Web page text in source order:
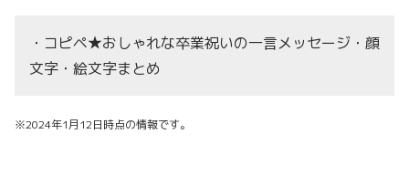
・コピペ★おしゃれな卒業祝いの一言メッセージ・顔
文字・絵文字まとめ
※2024年1月12日時点の情報です。